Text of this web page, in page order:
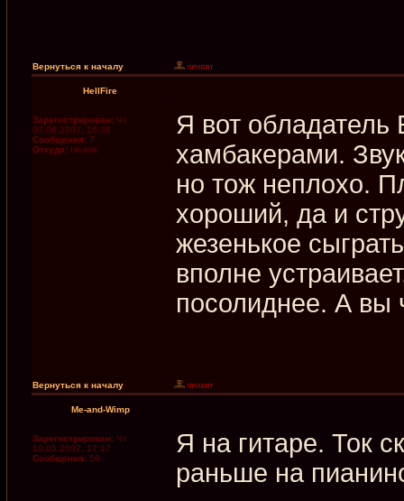
Вернуться к началу
HellFire
Зарегистрирован: Чт
07.06.2007, 16:38
Сообщения: 7
Откуда: Irkutsk
Я вот обладатель
хамбакерами.
но тож неплохо.
хороший, да и
жезенькое
вполне
посолиднее. А вы
Вернуться к началу
Me-and-Wimp
Зарегистрирован: Чт
10.05.2007, 17:17
Сообщения: 56
Я на гитаре. Ток
раньше на